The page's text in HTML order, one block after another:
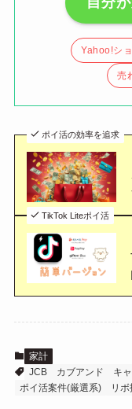
Yahoo!シ
売
ポイ活の効率を追求
TikTok Liteポイ活
家計
JCB
カブアンド キ
ポイ活案件(厳選系)
リ